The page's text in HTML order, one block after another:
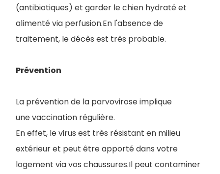
(antibiotiques) et garder le chien hydraté et
alimenté via perfusion.En l'absence de
traitement, le décès est très probable.
Prévention
La prévention de la parvovirose implique
une vaccination régulière.
En effet, le virus est très résistant en milieu
extérieur et peut être apporté dans votre
logement via vos chaussures.Il peut contaminer